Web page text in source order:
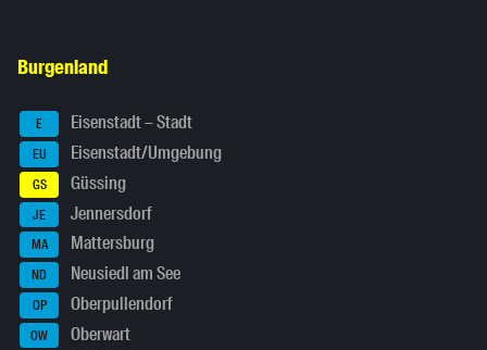
Burgenland
E Eisenstadt – Stadt
EU Eisenstadt/Umgebung
GS Güssing
JE Jennersdorf
MA Mattersburg
ND Neusiedl am See
OP Oberpullendorf
OW Oberwart